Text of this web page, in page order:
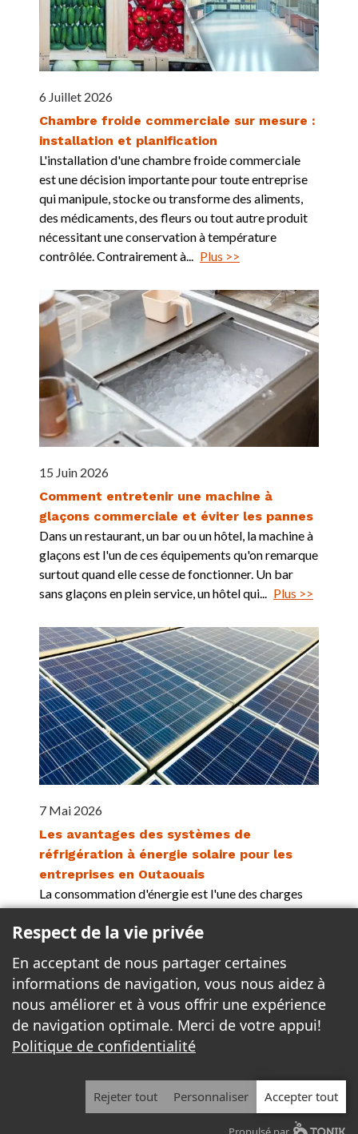
6 Juillet 2026
Chambre froide commerciale sur mesure :
installation et planification
L'installation d'une chambre froide commerciale
est une décision importante pour toute entreprise
qui manipule, stocke ou transforme des aliments,
des médicaments, des fleurs ou tout autre produit
nécessitant une conservation à température
contrôlée. Contrairement à... Plus >>
15 Juin 2026
Comment entretenir une machine à
glaçons commerciale et éviter les pannes
Dans un restaurant, un bar ou un hôtel, la machine à
glaçons est l'un de ces équipements qu'on remarque
surtout quand elle cesse de fonctionner. Un bar
sans glaçons en plein service, un hôtel qui... Plus >>
7 Mai 2026
Les avantages des systèmes de
réfrigération à énergie solaire pour les
entreprises en Outaouais
La consommation d'énergie est l'une des charges
d'exploitation les plus importantes pour les
entreprises commerciales. Dans la région de
installations industrielles dépendent d'un
refroidissement continu pour préserver la fraîcheur
des... Plus >>
Politique de confidentialité
Respect de la vie privée
En acceptant de nous partager certaines
informations de navigation, vous nous aidez à
nous améliorer et à vous offrir une expérience
de navigation optimale. Merci de votre appui!
Politique de confidentialité
Rejeter tout Personnaliser Accepter tout